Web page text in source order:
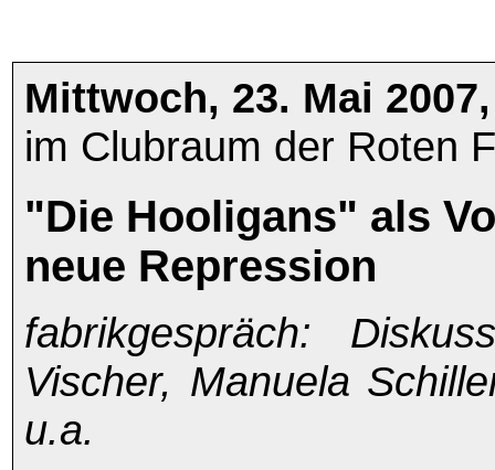
Mittwoch, 23. Mai
im Clubraum der Roten
"Die Hooligans" als
neue Repression
fabrikgespräch:
Vischer, Manuela
u.a.